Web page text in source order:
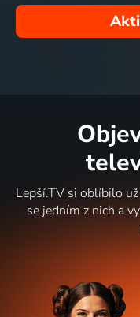
Lepší.TV si oblíbilo
se jedním z nich a